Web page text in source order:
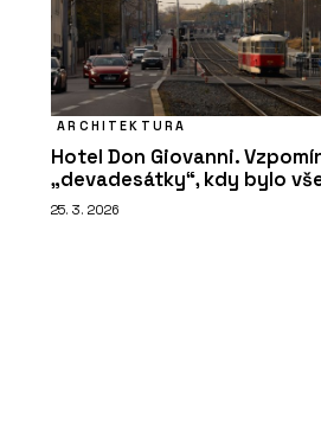
ARCHITEKTURA
Hotel Don Giovanni.
„devadesátky“, kdy bylo
25. 3. 2026